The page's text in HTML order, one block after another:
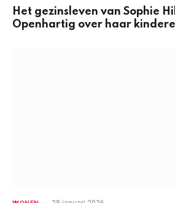
Het gezinsleven van Sophie
Openhartig over haar